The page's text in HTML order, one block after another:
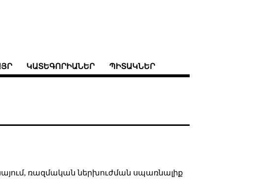
ԿԱՏԵԳՈՐԻԱՆԵՐ ՊԻՏԱԿՆԵՐ
, ռազմական ներխուժման սպառնալիք